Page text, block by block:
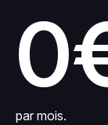
par mois.